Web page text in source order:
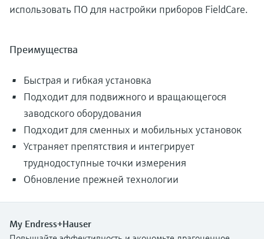
использовать ПО для настройки приборов FieldCare.
Преимущества
Быстрая и гибкая установка
Подходит для подвижного и вращающегося
заводского оборудования
Подходит для сменных и мобильных установок
Устраняет препятствия и интегрирует
труднодоступные точки измерения
Обновление прежней технологии
My Endress+Hauser